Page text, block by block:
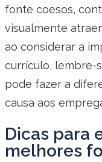
fonte coesos,
visualmente
ao considerar a
currículo, lembre-
pode fazer a
causa aos
Dicas para
melhores